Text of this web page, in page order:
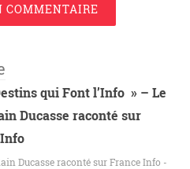
COMMENTAIRE
qui Font l’Info » – Le
Ducasse raconté sur
Ducasse raconté sur France Info -